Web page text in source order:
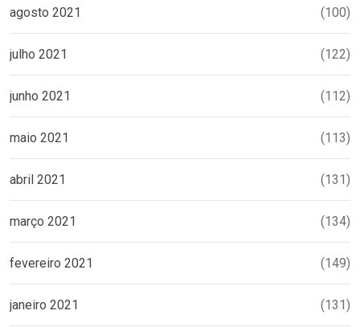
agosto 2021 (100)
julho 2021 (122)
junho 2021 (112)
maio 2021 (113)
abril 2021 (131)
março 2021 (134)
fevereiro 2021 (149)
janeiro 2021 (131)